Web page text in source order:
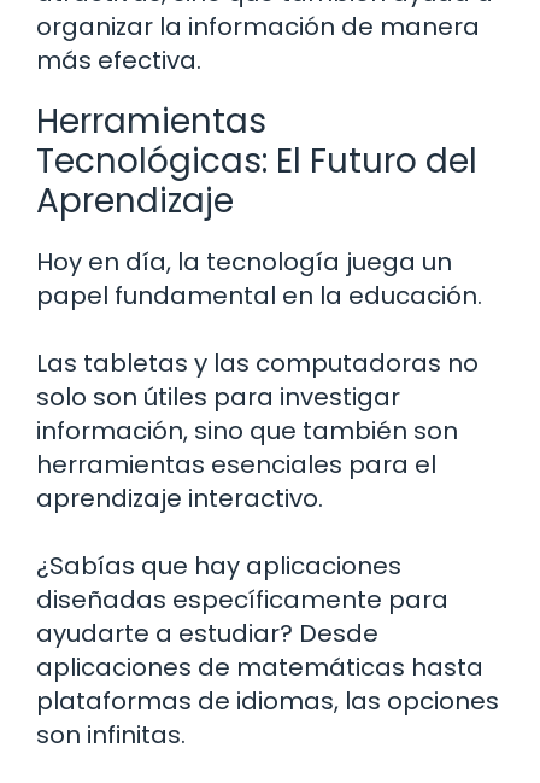
organizar la información de manera
más efectiva.
Herramientas
Tecnológicas: El Futuro del
Aprendizaje
Hoy en día, la tecnología juega un
papel fundamental en la educación.
Las tabletas y las computadoras no
solo son útiles para investigar
información, sino que también son
herramientas esenciales para el
aprendizaje interactivo.
¿Sabías que hay aplicaciones
diseñadas específicamente para
ayudarte a estudiar? Desde
aplicaciones de matemáticas hasta
plataformas de idiomas, las opciones
son infinitas.